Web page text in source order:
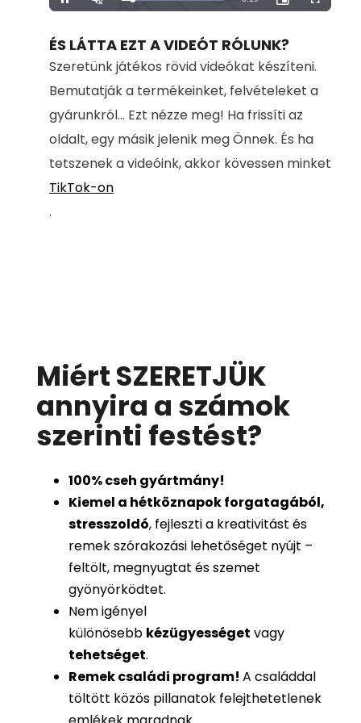
Pause Unmute
100.00%
Picture-
in-
Fullscreen
ÉS LÁTTA EZT A VIDEÓT RÓLUNK?
Szeretünk játékos rövid videókat készíteni.
Bemutatják a termékeinket, felvételeket a
gyárunkról... Ezt nézze meg! Ha frissíti az
oldalt, egy másik jelenik meg Önnek. És ha
tetszenek a videóink, akkor kövessen minket
TikTok-on
.
Miért SZERETJÜK
annyira a számok
szerinti festést?
100%cseh gyártmány!
Kiemel a hétköznapok forgatagából,
stresszoldó, fejleszti a kreativitást és
remek szórakozási lehetőséget nyújt –
feltölt, megnyugtat és szemet
gyönyörködtet.
Nem igényel
különösebb kézügyességet vagy
tehetséget.
Remek családi program! A családdal
töltött közös pillanatok felejthetetlenek